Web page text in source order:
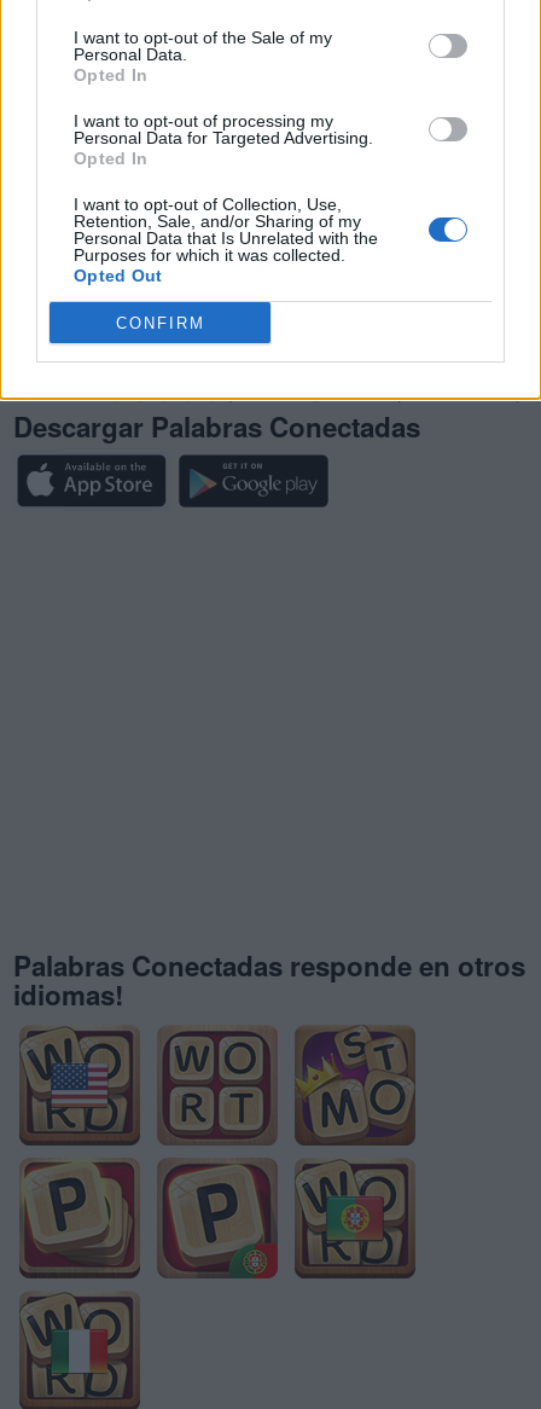
I want to opt-out of the Sale of my
Personal Data.
Opted In
I want to opt-out of processing my
Personal Data for Targeted Advertising.
Opted In
I want to opt-out of Collection, Use,
Retention, Sale, and/or Sharing of my
Personal Data that Is Unrelated with the
Purposes for which it was collected.
Opted Out
CONFIRM
Palabras Conectadas Respuesta de nivel 25913
Palabras Conectadas Respuesta de nivel 25914
Palabras Conectadas Respuesta de nivel 25916
Palabras Conectadas Respuesta de nivel 25917
Palabras Conectadas Respuesta de nivel 25918
Palabras Conectadas Respuesta de nivel 25919
Palabras Conectadas Respuesta de nivel 25920
Palabras Conectadas Respuesta de nivel 25921
Palabras Conectadas Respuesta de nivel 25922
(445votos, media:3,20fuera de 5)
Descargar Palabras Conectadas
Palabras Conectadas responde en otros
idiomas!